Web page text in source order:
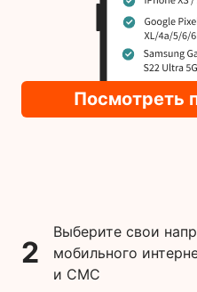
Посмотреть
2
Выберите свои
мобильного
и СМС